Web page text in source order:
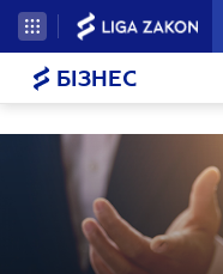
БІЗНЕС